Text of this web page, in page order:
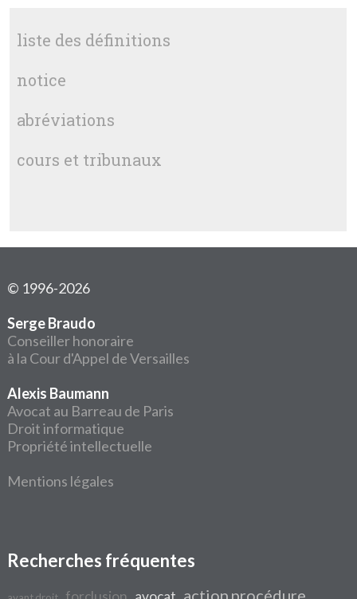
liste des définitions
notice
abréviations
cours et tribunaux
© 1996-2026
Serge Braudo
Conseiller honoraire
à la Cour d'Appel de Versailles
Alexis Baumann
Avocat au Barreau de Paris
Droit informatique
Propriété intellectuelle
Mentions légales
Recherches fréquentes
action procédure